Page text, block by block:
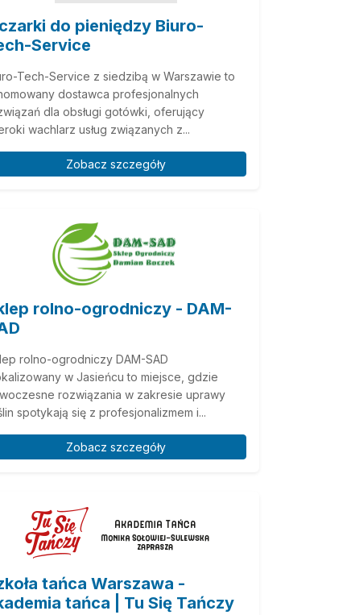
do pieniędzy Biuro-
Service
Tech-Service z siedzibą w Warszawie to
dostawca profesjonalnych
dla obsługi gotówki, oferujący
wachlarz usług związanych z...
Zobacz szczegóły
rolno-ogrodniczy - DAM-
rolno-ogrodniczy DAM-SAD
w Jasieńcu to miejsce, gdzie
rozwiązania w zakresie uprawy
spotykają się z profesjonalizmem i...
Zobacz szczegóły
tańca Warszawa -
tańca | Tu Się Tańczy